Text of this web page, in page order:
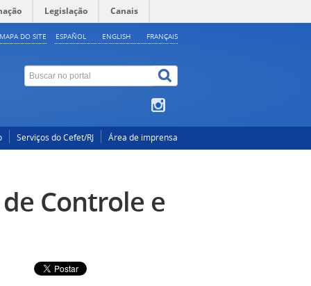
Legislação Canais
ESPAÑOL ENGLISH FRANÇAIS
MAPA DO SITE
Serviços do Cefet/RJ Área de imprensa
Controle e